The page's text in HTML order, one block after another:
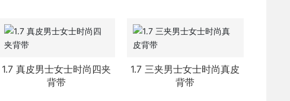
1.7 真皮男士女士时尚四夹
背带
1.7 三夹男士女士时尚真皮
背带